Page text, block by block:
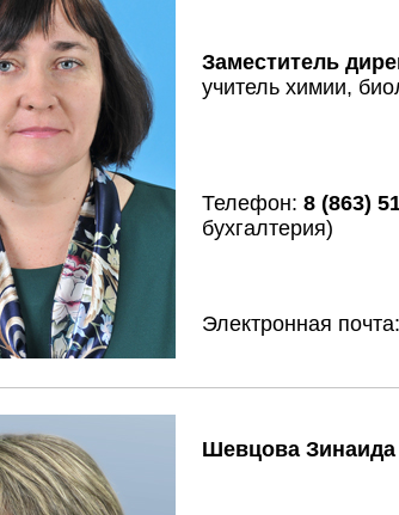
Заместитель
учитель химии,
Телефон: 8 (863)
бухгалтерия)
Электронная почта:
Шевцова